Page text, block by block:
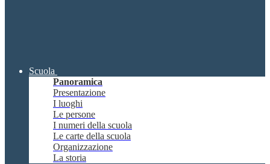
Scuola
Panoramica
Presentazione
I luoghi
Le persone
I numeri della scuola
Le carte della scuola
Organizzazione
La storia